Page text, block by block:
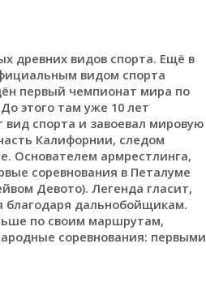
древних видов спорта. Ещё в
видом спорта
первый чемпионат мира по
этого там уже 10 лет
спорта и завоевал мировую
Калифорнии, следом
Основателем армрестлинга,
соревнования в Петалуме
Девото). Легенда гласит,
благодаря дальнобойщикам.
по своим маршрутам,
соревнования: первыми